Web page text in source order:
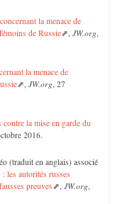
la menace de
de Russie
JW.org
la menace de
JW.org , 27
la mise en garde du
2016.
(traduit en anglais) associé
les autorités russes
preuves
JW.org